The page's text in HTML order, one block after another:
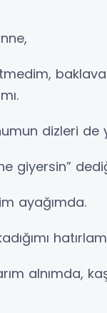
dizleri de
giyersin”
ayağımda.
alnımda,